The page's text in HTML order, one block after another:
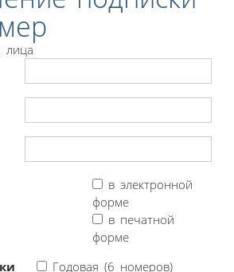
лица
в электронной
форме
в печатной
форме
Годовая (6 номеров)